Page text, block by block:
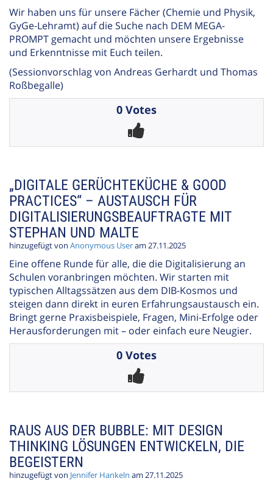
Wir haben uns für unsere Fächer (Chemie und Physik,
GyGe-Lehramt) auf die Suche nach DEM MEGA-
PROMPT gemacht und möchten unsere Ergebnisse
und Erkenntnisse mit Euch teilen.
(Sessionvorschlag von Andreas Gerhardt und Thomas
Roßbegalle)
0 Votes
„DIGITALE GERÜCHTEKÜCHE & GOOD
PRACTICES“ – AUSTAUSCH FÜR
DIGITALISIERUNGSBEAUFTRAGTE MIT
STEPHAN UND MALTE
hinzugefügt von Anonymous Useram 27.11.2025
Eine offene Runde für alle, die die Digitalisierung an
Schulen voranbringen möchten. Wir starten mit
typischen Alltagssätzen aus dem DIB-Kosmos und
steigen dann direkt in euren Erfahrungsaustausch ein.
Bringt gerne Praxisbeispiele, Fragen, Mini-Erfolge oder
Herausforderungen mit – oder einfach eure Neugier.
0 Votes
RAUS AUS DER BUBBLE: MIT DESIGN
THINKING LÖSUNGEN ENTWICKELN, DIE
BEGEISTERN
hinzugefügt von Jennifer Hankeln am 27.11.2025